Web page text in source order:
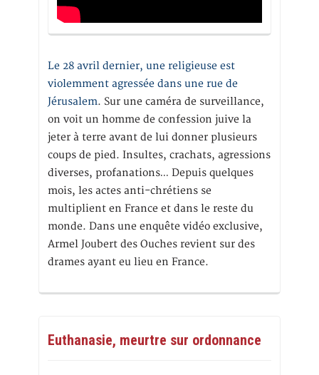
Le 28 avril dernier, une religieuse est
violemment agressée dans une rue de
Jérusalem. Sur une caméra de surveillance,
on voit un homme de confession juive la
jeter à terre avant de lui donner plusieurs
coups de pied. Insultes, crachats, agressions
diverses, profanations… Depuis quelques
mois, les actes anti-chrétiens se
multiplient en France et dans le reste du
monde. Dans une enquête vidéo exclusive,
Armel Joubert des Ouches revient sur des
drames ayant eu lieu en France.
Euthanasie, meurtre sur ordonnance